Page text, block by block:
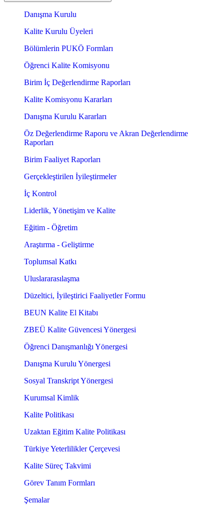
Danışma Kurulu
Kalite Kurulu Üyeleri
Bölümlerin PUKÖ Formları
Öğrenci Kalite Komisyonu
Birim İç Değerlendirme Raporları
Kalite Komisyonu Kararları
Danışma Kurulu Kararları
Öz Değerlendirme Raporu ve Akran Değerlendirme
Raporları
Birim Faaliyet Raporları
Gerçekleştirilen İyileştirmeler
İç Kontrol
Liderlik, Yönetişim ve Kalite
Eğitim - Öğretim
Araştırma - Geliştirme
Toplumsal Katkı
Uluslararasılaşma
Düzeltici, İyileştirici Faaliyetler Formu
BEUN Kalite El Kitabı
ZBEÜ Kalite Güvencesi Yönergesi
Öğrenci Danışmanlığı Yönergesi
Danışma Kurulu Yönergesi
Sosyal Transkript Yönergesi
Kurumsal Kimlik
Kalite Politikası
Uzaktan Eğitim Kalite Politikası
Türkiye Yeterlilikler Çerçevesi
Kalite Süreç Takvimi
Görev Tanım Formları
Şemalar